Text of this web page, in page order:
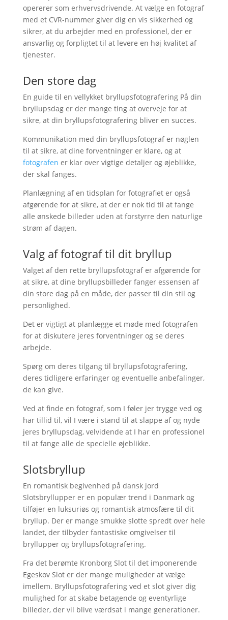
opererer som erhvervsdrivende. At vælge en fotograf
med et CVR-nummer giver dig en vis sikkerhed og
sikrer, at du arbejder med en professionel, der er
ansvarlig og forpligtet til at levere en høj kvalitet af
tjenester.
Den store dag
En guide til en vellykket bryllupsfotografering På din
bryllupsdag er der mange ting at overveje for at
sikre, at din bryllupsfotografering bliver en succes.
Kommunikation med din bryllupsfotograf er nøglen
til at sikre, at dine forventninger er klare, og at
fotografen er klar over vigtige detaljer og øjeblikke,
der skal fanges.
Planlægning af en tidsplan for fotografiet er også
afgørende for at sikre, at der er nok tid til at fange
alle ønskede billeder uden at forstyrre den naturlige
strøm af dagen.
Valg af fotograf til dit bryllup
Valget af den rette bryllupsfotograf er afgørende for
at sikre, at dine bryllupsbilleder fanger essensen af
din store dag på en måde, der passer til din stil og
personlighed.
Det er vigtigt at planlægge et møde med fotografen
for at diskutere jeres forventninger og se deres
arbejde.
Spørg om deres tilgang til bryllupsfotografering,
deres tidligere erfaringer og eventuelle anbefalinger,
de kan give.
Ved at finde en fotograf, som I føler jer trygge ved og
har tillid til, vil I være i stand til at slappe af og nyde
jeres bryllupsdag, velvidende at I har en professionel
til at fange alle de specielle øjeblikke.
Slotsbryllup
En romantisk begivenhed på dansk jord
Slotsbryllupper er en populær trend i Danmark og
tilføjer en luksuriøs og romantisk atmosfære til dit
bryllup. Der er mange smukke slotte spredt over hele
landet, der tilbyder fantastiske omgivelser til
bryllupper og bryllupsfotografering.
Fra det berømte Kronborg Slot til det imponerende
Egeskov Slot er der mange muligheder at vælge
imellem. Bryllupsfotografering ved et slot giver dig
mulighed for at skabe betagende og eventyrlige
billeder, der vil blive værdsat i mange generationer.